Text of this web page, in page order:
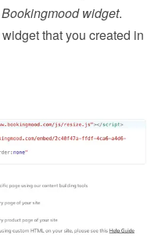
Bookingmood widget.
widget that you created in